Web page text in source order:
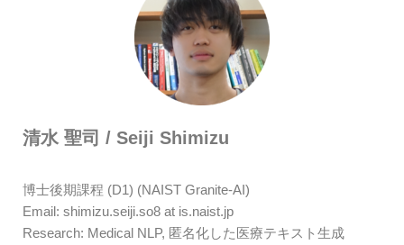
清水 聖司 / Seiji Shimizu
博士後期課程 (D1) (NAIST Granite-AI)
Email: shimizu.seiji.so8 at is.naist.jp
Research: Medical NLP, 匿名化した医療テキスト生成